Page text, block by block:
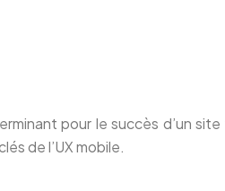
pour le succès d’un
de l’UX mobile.